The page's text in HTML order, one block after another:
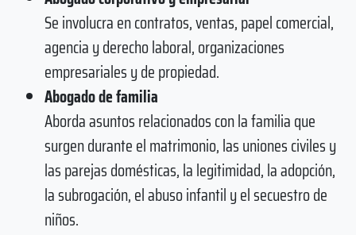
Se involucra en contratos, ventas, papel comercial,
agencia y derecho laboral, organizaciones
empresariales y de propiedad.
Abogado de familia
Aborda asuntos relacionados con la familia que
surgen durante el matrimonio, las uniones civiles y
las parejas domésticas, la legitimidad, la adopción,
la subrogación, el abuso infantil y el secuestro de
niños.